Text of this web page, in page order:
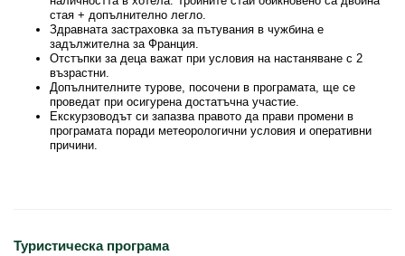
стая + допълнително легло.
Здравната застраховка за пътувания в чужбина е
задължителна за Франция.
Отстъпки за деца важат при условия на настаняване с 2
възрастни.
Допълнителните турове, посочени в програмата, ще се
проведат при осигурена достатъчна участиe.
Екскурзоводът си запазва правото да прави промени в
програмата поради метеорологични условия и оперативни
причини.
Туристическа програма